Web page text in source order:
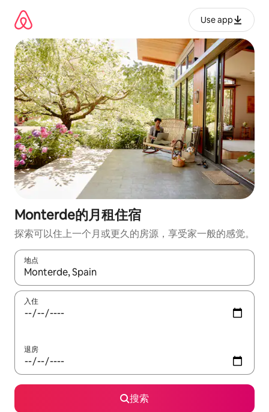
Use app
Monterde的月租住宿
探索可以住上一个月或更久的房源，享受家一般的感觉。
地点
如有搜索结果，请使用上下方向键查看，或通过点击或滑动手势
入住
退房
搜索